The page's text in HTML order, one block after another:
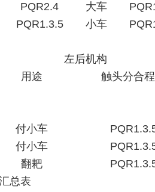
PQR2.4 大车
PQR1.3.5 小车
左后机构
用途
触头分合
付小车
付小车
翻耙
总表